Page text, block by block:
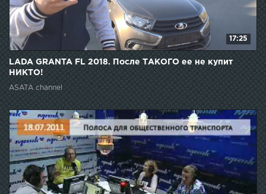
17:25
LADA GRANTA FL 2018. После ТАКОГО ее не купит
НИКТО!
ASATA channel